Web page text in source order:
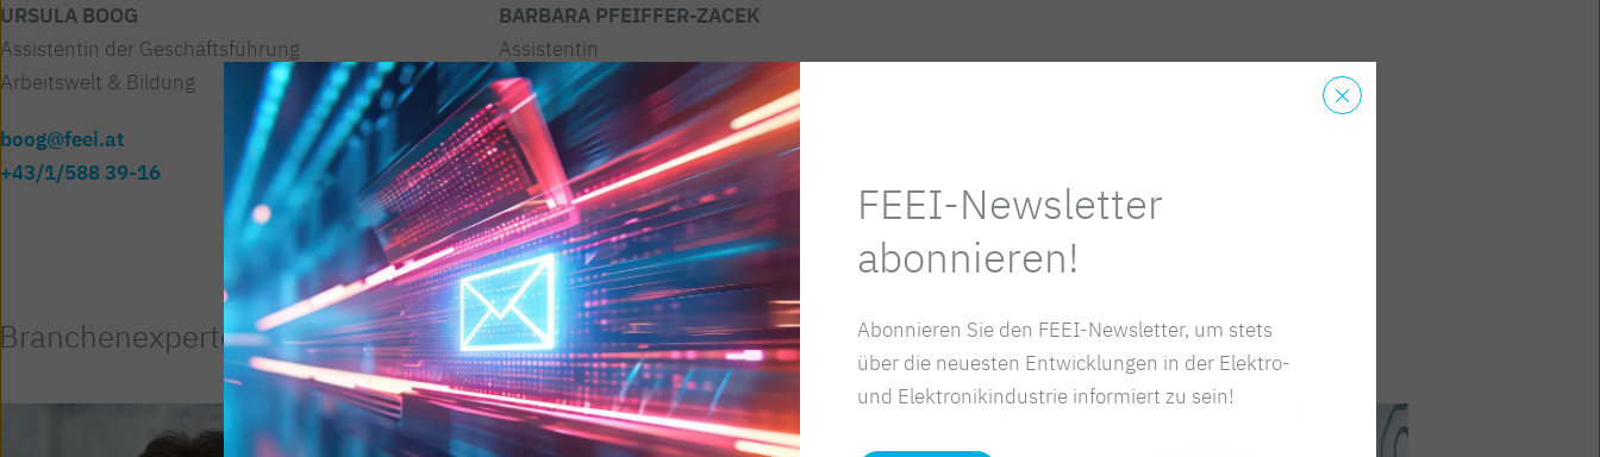
URSULA BOOG
Assistentin der Geschäftsführung
Arbeitswelt & Bildung
boog@feei.at
+43/1/588 39-16
BARBARA PFEIFFER-ZACEK
Assistentin
Umwelt & Nachhaltigkeit
Digitalisierung
pfeiffer@feei.at
+43/1/588 39-60
Branchenexperten
FEEI-Newsletter
abonnieren!
Abonnieren Sie den FEEI-Newsletter, um stets
über die neuesten Entwicklungen in der Elektro-
und Elektronikindustrie informiert zu sein!